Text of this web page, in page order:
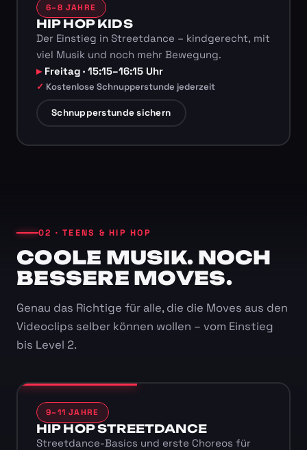
6–8 JAHRE
HIP HOP KIDS
Der Einstieg in Streetdance – kindgerecht, mit
viel Musik und noch mehr Bewegung.
Freitag · 15:15–16:15 Uhr
Kostenlose Schnupperstunde jederzeit
Schnupperstunde sichern
02 · TEENS & HIP HOP
COOLE MUSIK. NOCH
BESSERE MOVES.
Genau das Richtige für alle, die die Moves aus den
Videoclips selber können wollen – vom Einstieg
bis Level 2.
9–11 JAHRE
HIP HOP STREETDANCE
Streetdance-Basics und erste Choreos für